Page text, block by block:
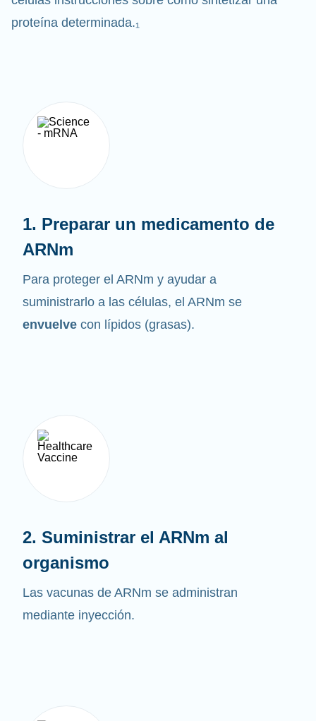
células instrucciones sobre cómo sintetizar una
proteína determinada.₁
1. Preparar un medicamento de
ARNm
Para proteger el ARNm y ayudar a
suministrarlo a las células, el ARNm se
envuelve con lípidos (grasas).
2. Suministrar el ARNm al
organismo
Las vacunas de ARNm se administran
mediante inyección.